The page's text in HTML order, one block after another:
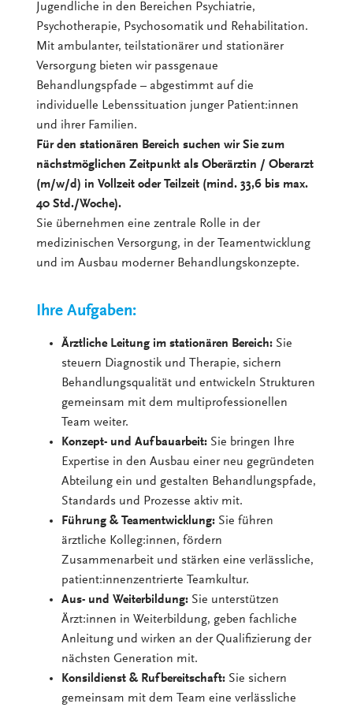
Jugendliche in den Bereichen Psychiatrie,
Psychotherapie, Psychosomatik und Rehabilitation.
Mit ambulanter, teilstationärer und stationärer
Versorgung bieten wir passgenaue
Behandlungspfade – abgestimmt auf die
individuelle Lebenssituation junger Patient:innen
und ihrer Familien.
Für den stationären Bereich suchen wir Sie zum
nächstmöglichen Zeitpunkt als Oberärztin / Oberarzt
(m/w/d) in Vollzeit oder Teilzeit (mind. 33,6 bis max.
40 Std./Woche).
Sie übernehmen eine zentrale Rolle in der
medizinischen Versorgung, in der Teamentwicklung
und im Ausbau moderner Behandlungskonzepte.
Ihre Aufgaben:
Ärztliche Leitung im stationären Bereich: Sie
steuern Diagnostik und Therapie, sichern
Behandlungsqualität und entwickeln Strukturen
gemeinsam mit dem multiprofessionellen
Team weiter.
Konzept- und Aufbauarbeit: Sie bringen Ihre
Expertise in den Ausbau einer neu gegründeten
Abteilung ein und gestalten Behandlungspfade,
Standards und Prozesse aktiv mit.
Führung & Teamentwicklung: Sie führen
ärztliche Kolleg:innen, fördern
Zusammenarbeit und stärken eine verlässliche,
patient:innenzentrierte Teamkultur.
Aus- und Weiterbildung: Sie unterstützen
Ärzt:innen in Weiterbildung, geben fachliche
Anleitung und wirken an der Qualifizierung der
nächsten Generation mit.
Konsildienst & Rufbereitschaft: Sie sichern
gemeinsam mit dem Team eine verlässliche